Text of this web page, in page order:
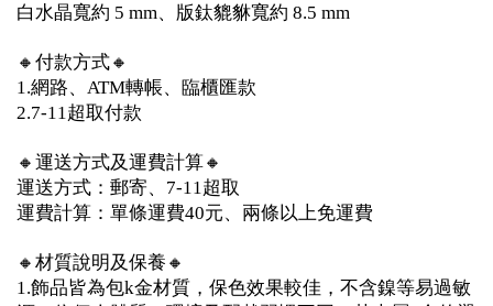
白水晶寬約 5 mm、版鈦貔貅寬約 8.5 mm
🔸付款方式🔸
1.網路、ATM轉帳、臨櫃匯款
2.7-11超取付款
🔸運送方式及運費計算🔸
運送方式：郵寄、7-11超取
運費計算：單條運費40元、兩條以上免運費
🔸材質說明及保養🔸
1.飾品皆為包k金材質，保色效果較佳，不含鎳等易過敏